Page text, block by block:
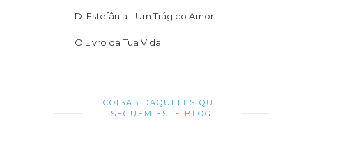
D. Estefânia - Um Trágico Amor
O Livro da Tua Vida
COISAS DAQUELES QUE
SEGUEM ESTE BLOG